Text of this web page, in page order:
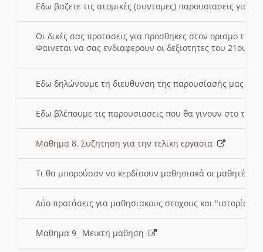
Εδω βαζετε τις ατομικές (συντομες) παρουσιασεις για
Οι δικές σας προτασεις για προσθηκες στον ορισμο
Φαινεται να σας ενδιαφερουν οι δεξιοτητες του 21ου
Εδω δηλώνουμε τη διευθυνση της παρουσίασής μας
Εδω βλέπουμε τις παρουσιασεις που θα γινουν στο
Μαθημα 8. Συζητηση για την τελικη εργασια
Τι θα μπορούσαν να κερδίσουν μαθησιακά οι μαθητές/
Δύο προτάσεις για μαθησιακους στοχους και "ιστορία"
Μαθημα 9_ Μεικτη μαθηση